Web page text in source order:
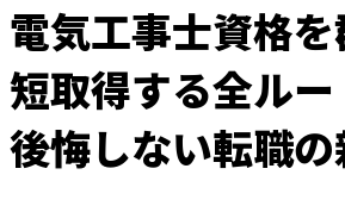
電気工事士資格
短取得する全ルー
後悔しない転職